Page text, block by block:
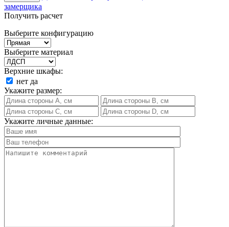
замерщика
Получить расчет
Выберите конфигурацию
Выберите материал
Верхние шкафы:
нет да
Укажите размер:
Укажите личные данные: